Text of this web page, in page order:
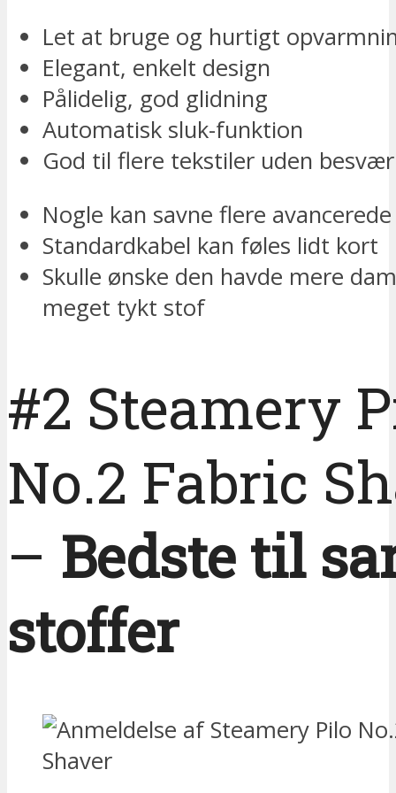
Let at bruge og hurtigt
Elegant, enkelt design
Pålidelig, god glidning
Automatisk sluk-funktion
God til flere tekstiler uden besvær
Nogle kan savne flere
Standardkabel kan føles lidt kort
Skulle ønske den havde mere
meget tykt stof
#2 Steamery
No.2 Fabric
– Bedste til
stoffer